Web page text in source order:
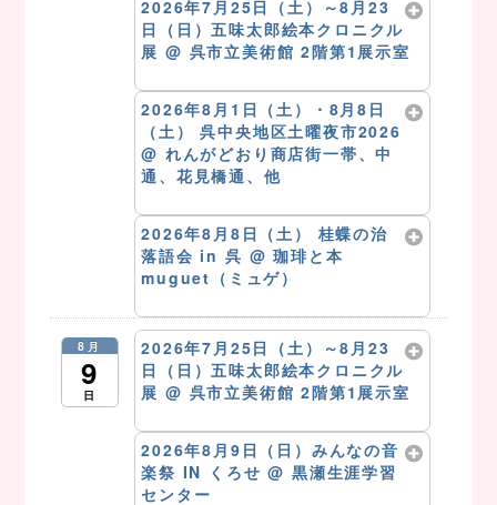
2026年7月25日（土）～8月23
日（日）五味太郎絵本クロニクル
展 @ 呉市立美術館 2階第1展示室
2026年8月1日（土）・8月8日
（土） 呉中央地区土曜夜市2026
@ れんがどおり商店街一帯、中
通、花見橋通、他
2026年8月8日（土） 桂蝶の治
落語会 in 呉 @ 珈琲と本
muguet（ミュゲ）
8月
9
日
2026年7月25日（土）～8月23
日（日）五味太郎絵本クロニクル
展 @ 呉市立美術館 2階第1展示室
2026年8月9日（日）みんなの音
楽祭 IN くろせ@ 黒瀬生涯学習
センター